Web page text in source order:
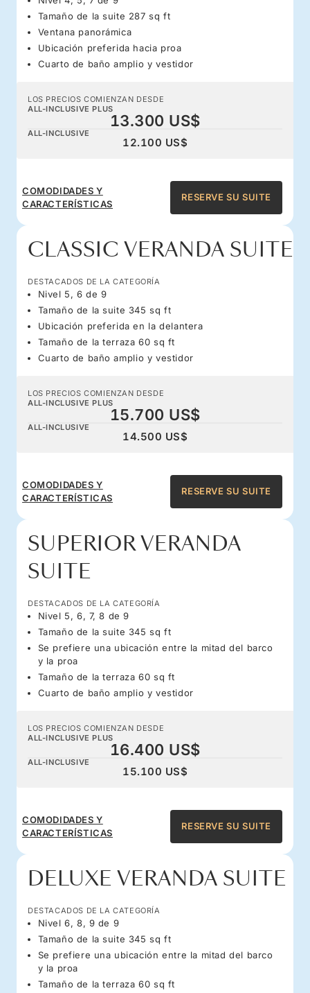
Tamaño de la suite 287 sq ft
Ventana panorámica
Ubicación preferida hacia proa
Cuarto de baño amplio y vestidor
LOS PRECIOS COMIENZAN DESDE
ALL-INCLUSIVE PLUS
13.300 US$
ALL-INCLUSIVE
12.100 US$
COMODIDADES Y
CARACTERÍSTICAS
RESERVE SU SUITE
CLASSIC VERANDA SUITE
DESTACADOS DE LA CATEGORÍA
Nivel 5, 6 de 9
Tamaño de la suite 345 sq ft
Ubicación preferida en la delantera
Tamaño de la terraza 60 sq ft
Cuarto de baño amplio y vestidor
LOS PRECIOS COMIENZAN DESDE
ALL-INCLUSIVE PLUS
15.700 US$
ALL-INCLUSIVE
14.500 US$
COMODIDADES Y
CARACTERÍSTICAS
RESERVE SU SUITE
SUPERIOR VERANDA
SUITE
DESTACADOS DE LA CATEGORÍA
Nivel 5, 6, 7, 8 de 9
Tamaño de la suite 345 sq ft
Se prefiere una ubicación entre la mitad del barco
y la proa
Tamaño de la terraza 60 sq ft
Cuarto de baño amplio y vestidor
LOS PRECIOS COMIENZAN DESDE
ALL-INCLUSIVE PLUS
16.400 US$
ALL-INCLUSIVE
15.100 US$
COMODIDADES Y
CARACTERÍSTICAS
RESERVE SU SUITE
DELUXE VERANDA SUITE
DESTACADOS DE LA CATEGORÍA
Nivel 6, 8, 9 de 9
Tamaño de la suite 345 sq ft
Se prefiere una ubicación entre la mitad del barco
y la proa
Tamaño de la terraza 60 sq ft